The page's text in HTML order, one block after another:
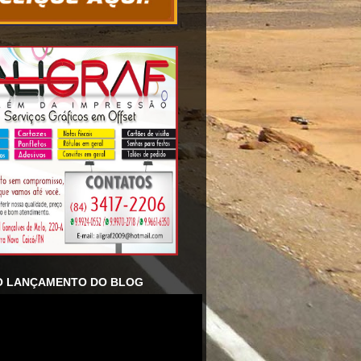
LANÇAMENTO DO BLOG